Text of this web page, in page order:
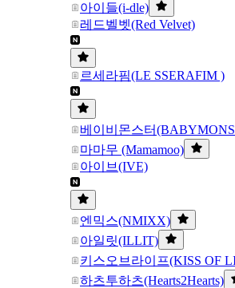
아이들(i-dle)
레드벨벳(Red Velvet)
르세라핌(LE SSERAFIM )
베이비몬스터
마마무 (Mamamoo)
아이브(IVE)
엔믹스(NMIXX)
아일릿(ILLIT)
키스오브라이프(KISS OF
하츠투하츠(Hearts2Hearts)